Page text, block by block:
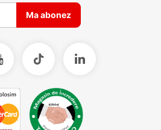
informative
Ma abonez